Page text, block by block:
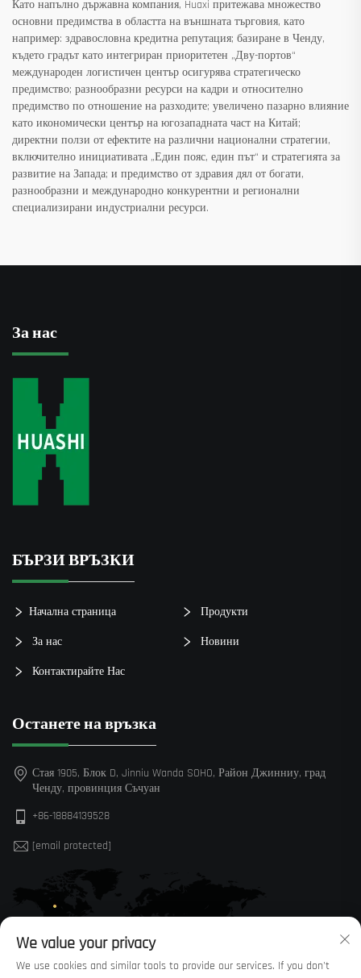
Като напълно държавна компания, Huaxi притежава множество
основни предимства в областта на външната търговия, като
например: здравословна кредитна репутация; базиране в Ченду,
където градът като интегриран приоритетен „Дву-портов“
международен логистичен център осигурява стратегическо
предимство; разнообразни ресурси на кадри и относително
предимство по отношение на разходите; увеличено пазарно влияние
като икономически център на югозападната част на Китай;
директни ползи от ефектите на различни национални стратегии,
включително инициативата „Един пояс, един път“ и стратегията за
развитие на Запада; и предимство от здравия дял от богати,
разнообразни и международно конкурентни и регионални
специализирани индустриални ресурси.
За нас
БЪРЗИ ВРЪЗКИ
Начална страница Продукти
За нас Новини
Контактирайте Нас
Останете на връзка
Стая 1905, Блок D, Jinniu Wanda SOHO, Район Джинниу, град
Ченду, провинция Съчуан
+86-18884139528
[email protected]
We value your privacy
We use cookies and similar tools to provide our services. If you don't